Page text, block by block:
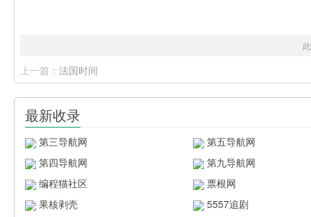
上一篇： 法国时间
最新收录
第三导航网
第五导航网
第四导航网
第九导航网
编程猫社区
票根网
果核剥壳
5557追剧